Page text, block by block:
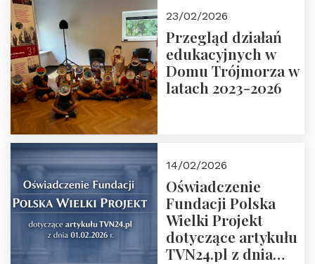
Rozmawiają red.
Grzegorz Górny i
prof. Michał
Łuczewski
23/02/2026
Przegląd działań
edukacyjnych w
Domu Trójmorza w
latach 2023-2026
14/02/2026
Oświadczenie
Fundacji Polska
Wielki Projekt
dotyczące artykułu
TVN24.pl z dnia